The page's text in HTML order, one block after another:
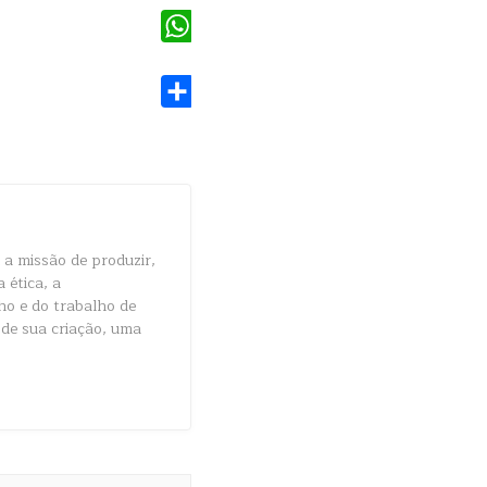
missão de produzir,
ética, a
e do trabalho de
sua criação, uma